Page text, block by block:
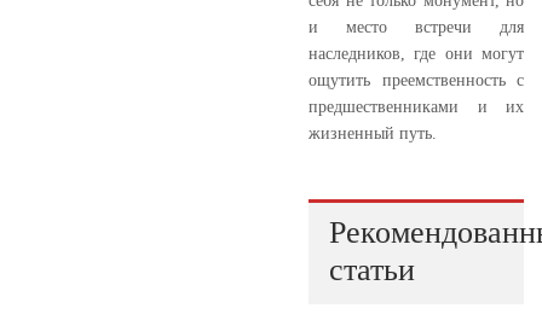
и место встречи для
наследников, где они могут
ощутить преемственность с
предшественниками и их
жизненный путь.
статьи